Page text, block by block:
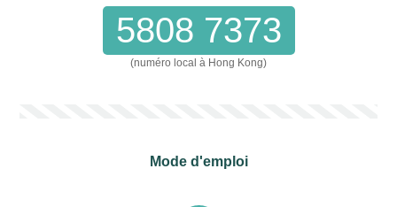
5808 7373
(numéro local à Hong Kong)
Mode d'emploi